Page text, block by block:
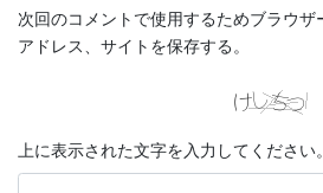
次回のコメントで使用するためブラウ
アドレス、サイトを保存する。
上に表示された文字を入力してください。